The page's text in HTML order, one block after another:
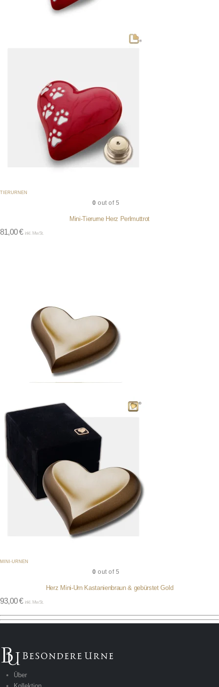
TIERURNEN
0 out of 5
Mini-Tierurne Herz Perlmuttrot
81,00€ inkl. MwSt.
MINI-URNEN
0 out of 5
Herz Mini-Urn Kastanienbraun & gebürstet Gold
93,00€ inkl. MwSt.
Über